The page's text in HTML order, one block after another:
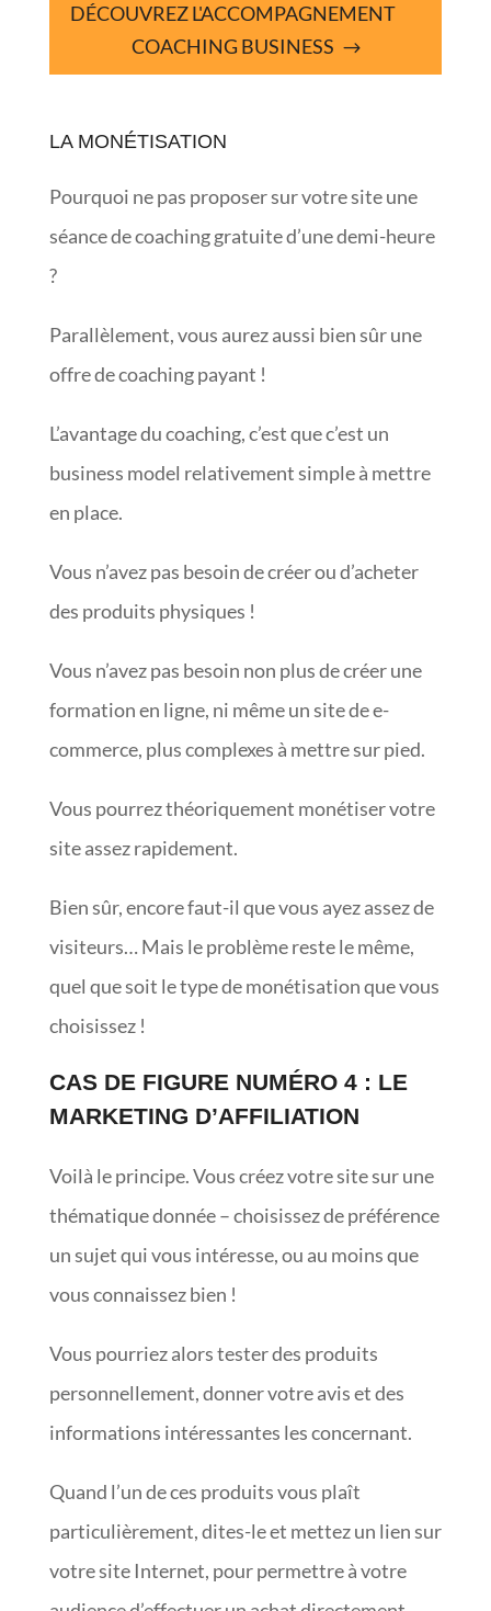
DÉCOUVREZ L'ACCOMPAGNEMENT
COACHING BUSINESS
LA MONÉTISATION
Pourquoi ne pas proposer sur votre site une
séance de coaching gratuite d’une demi-heure
?
Parallèlement, vous aurez aussi bien sûr une
offre de coaching payant !
L’avantage du coaching, c’est que c’est un
business model relativement simple à mettre
en place.
Vous n’avez pas besoin de créer ou d’acheter
des produits physiques !
Vous n’avez pas besoin non plus de créer une
formation en ligne, ni même un site de e-
commerce, plus complexes à mettre sur pied.
Vous pourrez théoriquement monétiser votre
site assez rapidement.
Bien sûr, encore faut-il que vous ayez assez de
visiteurs… Mais le problème reste le même,
quel que soit le type de monétisation que vous
choisissez !
CAS DE FIGURE NUMÉRO 4 : LE
MARKETING D’AFFILIATION
Voilà le principe. Vous créez votre site sur une
thématique donnée – choisissez de préférence
un sujet qui vous intéresse, ou au moins que
vous connaissez bien !
Vous pourriez alors tester des produits
personnellement, donner votre avis et des
informations intéressantes les concernant.
Quand l’un de ces produits vous plaît
particulièrement, dites-le et mettez un lien sur
votre site Internet, pour permettre à votre